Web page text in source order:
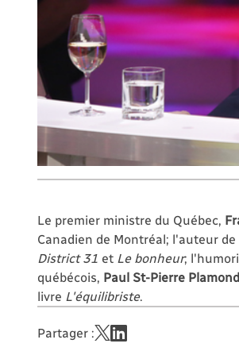
Le premier ministre du Québec,
Canadien de Montréal; l'auteur de
District 31 et Le bonheur;
québécois, Paul St-Pierre
livre L'équilibriste.
Partager :